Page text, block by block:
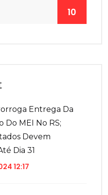
10
Entrega Da
Do MEI No RS;
Devem
Dia 31
12:17